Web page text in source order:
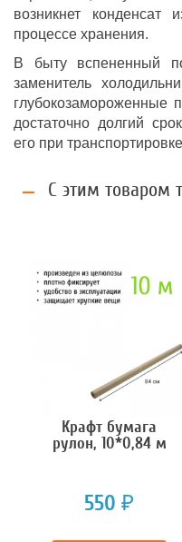
возникнет конденсат
процессе хранения.
В быту вспененный
заменитель
глубокозамороженные
достаточно долгий
его при
С этим товаром
Крафт бумага
рулон, 10*0,84 м
550 ₽